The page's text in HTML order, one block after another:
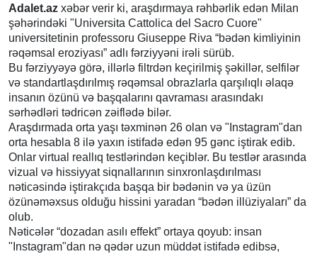
Adalet.az xəbər verir ki, araşdırmaya rəhbərlik edən Milan
şəhərindəki "Universita Cattolica del Sacro Cuore"
universitetinin professoru Giuseppe Riva “bədən kimliyinin
rəqəmsal eroziyası” adlı fərziyyəni irəli sürüb.
Bu fərziyyəyə görə, illərlə filtrdən keçirilmiş şəkillər, selfilər
və standartlaşdırılmış rəqəmsal obrazlarla qarşılıqlı əlaqə
insanın özünü və başqalarını qavraması arasındakı
sərhədləri tədricən zəiflədə bilər.
Araşdırmada orta yaşı təxminən 26 olan və "Instagram"dan
orta hesabla 8 ilə yaxın istifadə edən 95 gənc iştirak edib.
Onlar virtual reallıq testlərindən keçiblər. Bu testlər arasında
vizual və hissiyyat siqnallarının sinxronlaşdırılması
nəticəsində iştirakçıda başqa bir bədənin və ya üzün
özünəməxsus olduğu hissini yaradan “bədən illüziyaları” da
olub.
Nəticələr “dozadan asılı effekt” ortaya qoyub: insan
"Instagram"dan nə qədər uzun müddət istifadə edibsə,